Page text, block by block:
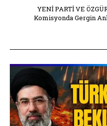
YENİ PARTİ VE
Komisyonda Gergin